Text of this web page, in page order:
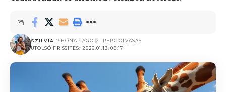
UTOLSÓ FRISSÍTÉS: 2026.01.13. 09:17
SZILVIA 7 HÓNAP AGO 21 PERC OLVASÁS